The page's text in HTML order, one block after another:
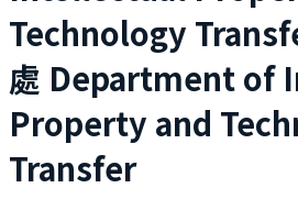
Technology
處 Department of
Property and
Transfer